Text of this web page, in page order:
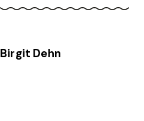
Birgit Dehn